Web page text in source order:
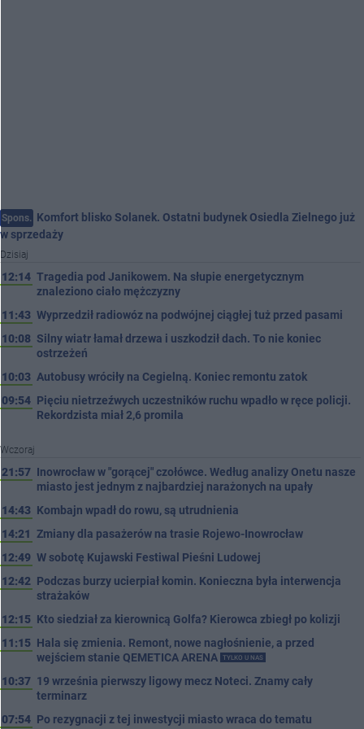
Spons. Komfort blisko Solanek. Ostatni budynek Osiedla Zielnego już
w sprzedaży
Dzisiaj
12:14 Tragedia pod Janikowem. Na słupie energetycznym
znaleziono ciało mężczyzny
11:43 Wyprzedził radiowóz na podwójnej ciągłej tuż przed pasami
10:08 Silny wiatr łamał drzewa i uszkodził dach. To nie koniec
ostrzeżeń
10:03 Autobusy wróciły na Cegielną. Koniec remontu zatok
09:54 Pięciu nietrzeźwych uczestników ruchu wpadło w ręce policji.
Rekordzista miał 2,6 promila
Wczoraj
21:57 Inowrocław w "gorącej" czołówce. Według analizy Onetu nasze
miasto jest jednym z najbardziej narażonych na upały
14:43 Kombajn wpadł do rowu, są utrudnienia
14:21 Zmiany dla pasażerów na trasie Rojewo-Inowrocław
12:49 W sobotę Kujawski Festiwal Pieśni Ludowej
12:42 Podczas burzy ucierpiał komin. Konieczna była interwencja
strażaków
12:15 Kto siedział za kierownicą Golfa? Kierowca zbiegł po kolizji
11:15 Hala się zmienia. Remont, nowe nagłośnienie, a przed
wejściem stanie QEMETICA ARENA
TYLKO U NAS
10:37 19 września pierwszy ligowy mecz Noteci. Znamy cały
terminarz
07:54 Po rezygnacji z tej inwestycji miasto wraca do tematu